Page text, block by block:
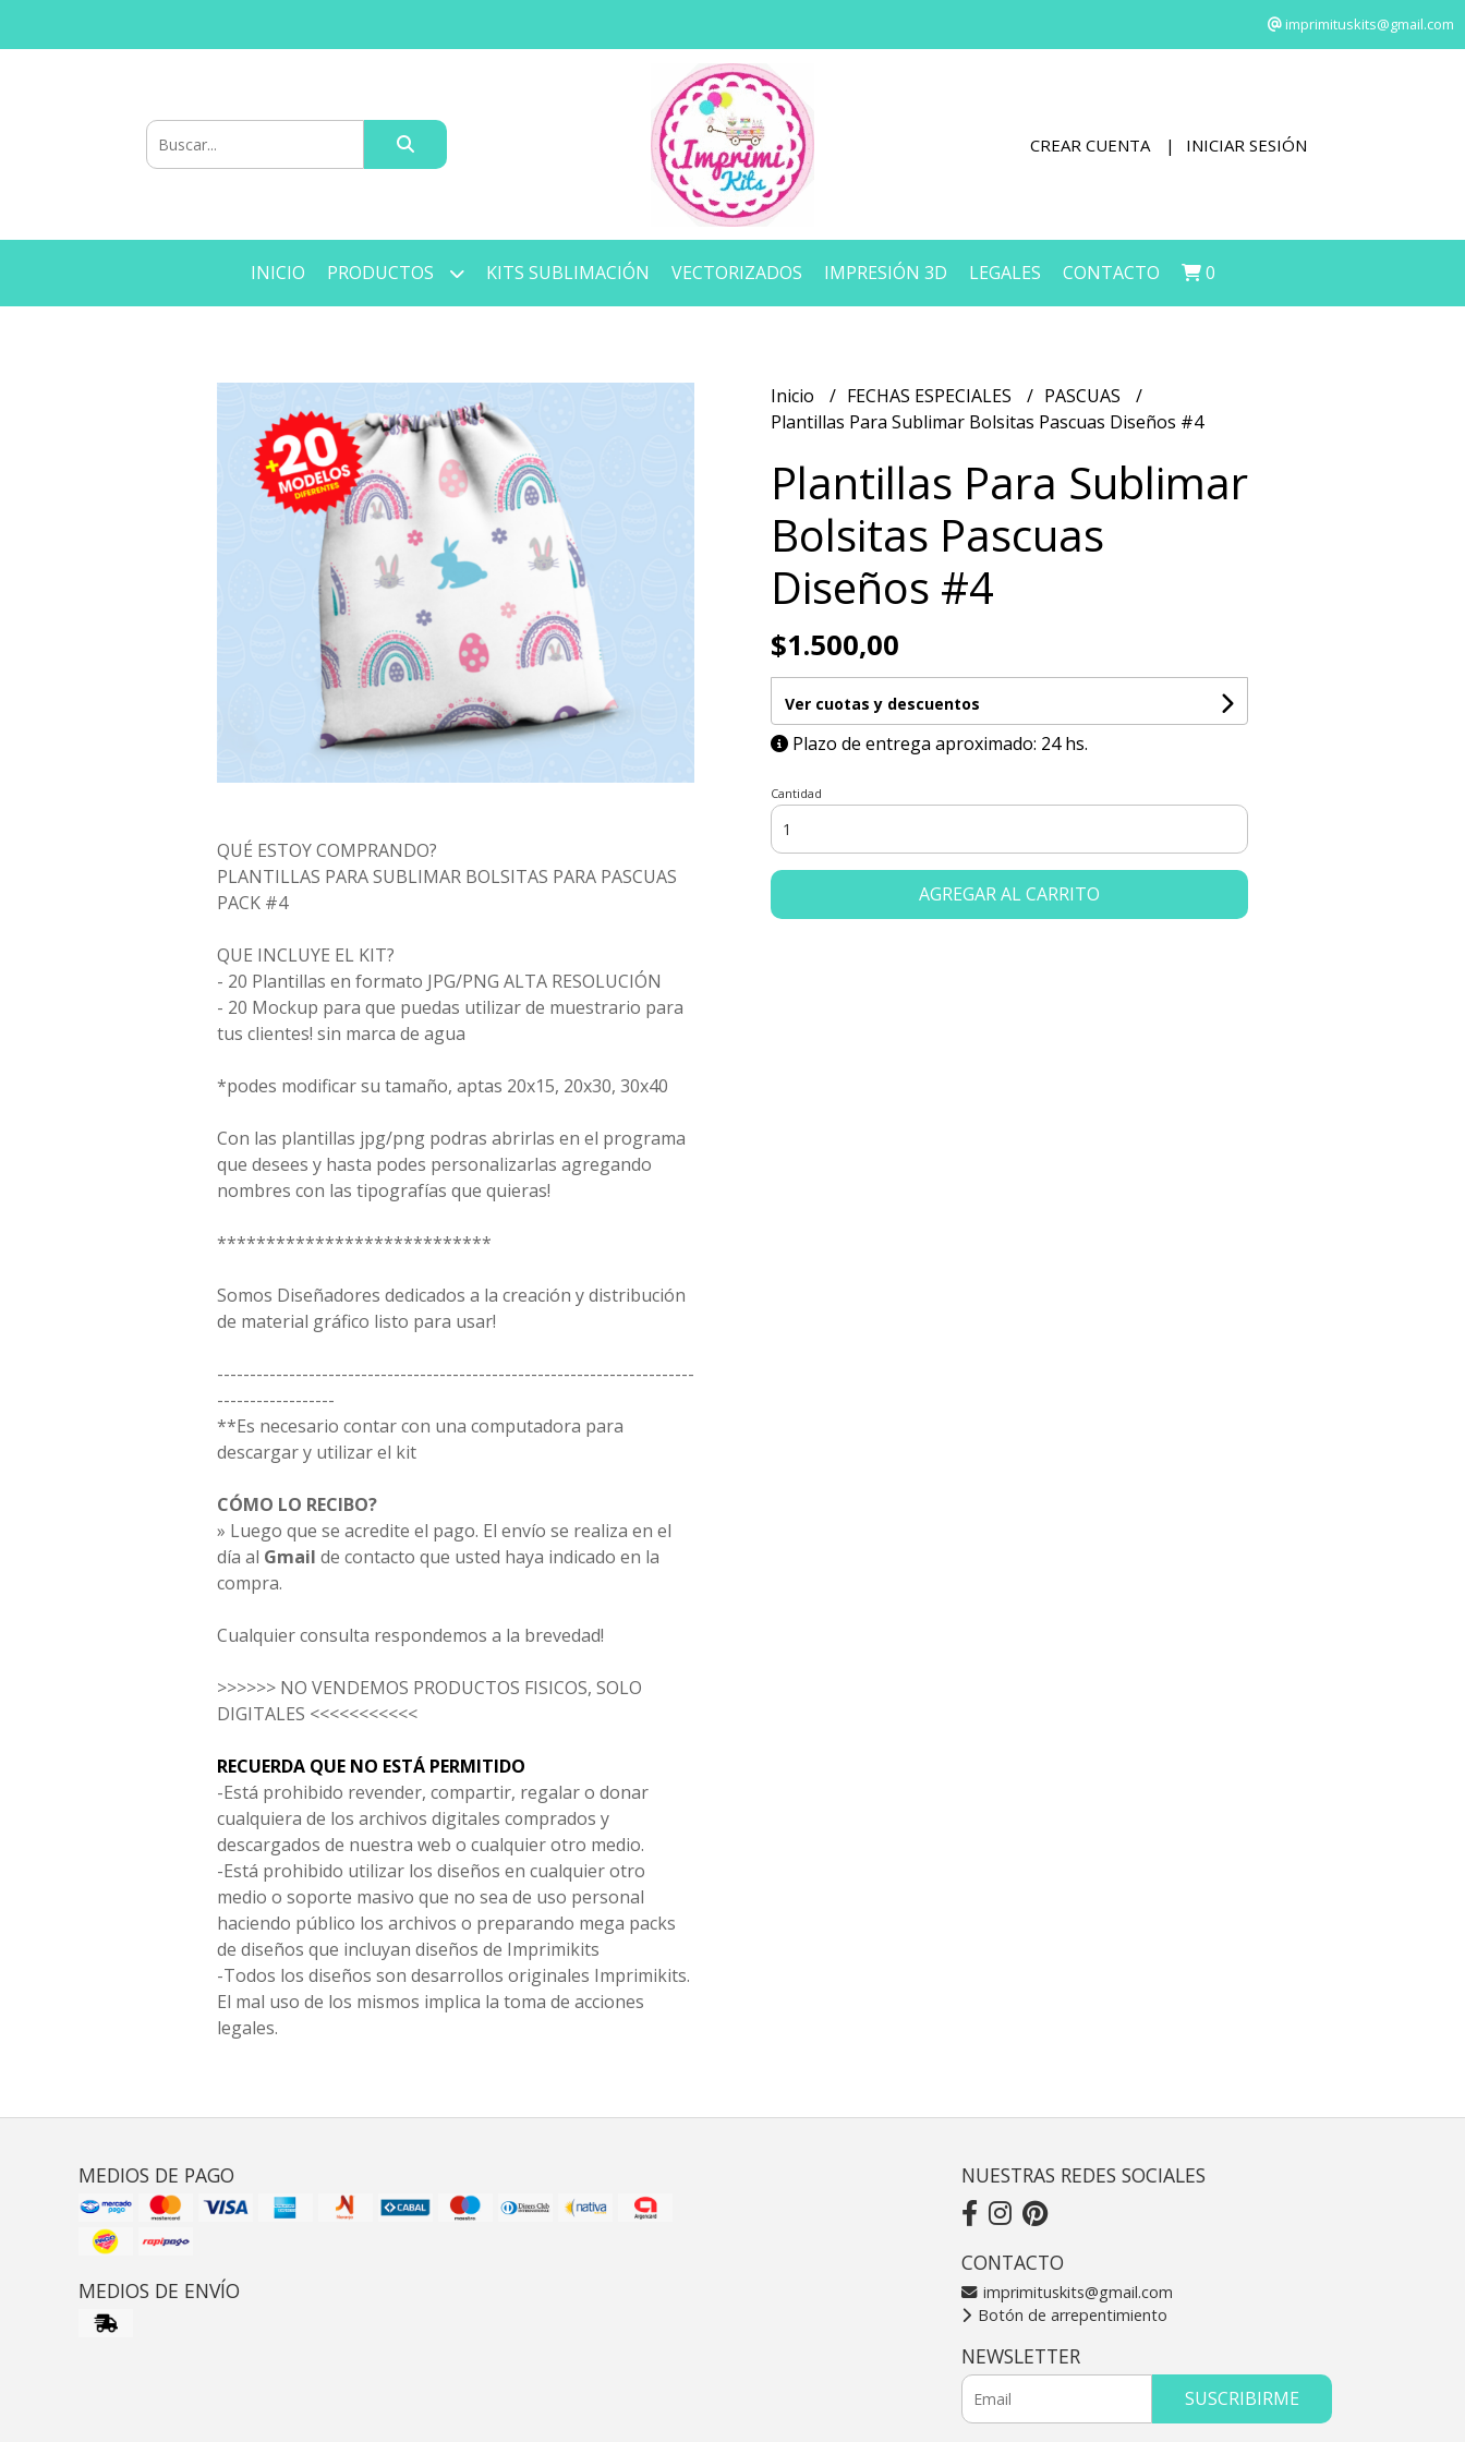
imprimituskits@gmail.com
CREAR CUENTA INICIAR SESIÓN
INICIO PRODUCTOS KITS SUBLIMACIÓN VECTORIZADOS IMPRESIÓN 3D LEGALES CONTACTO 0
QUÉ ESTOY COMPRANDO?
PLANTILLAS PARA SUBLIMAR BOLSITAS PARA PASCUAS
PACK #4
QUE INCLUYE EL KIT?
- 20 Plantillas en formato JPG/PNG ALTA RESOLUCIÓN
- 20 Mockup para que puedas utilizar de muestrario para
tus clientes! sin marca de agua
*podes modificar su tamaño, aptas 20x15, 20x30, 30x40
Con las plantillas jpg/png podras abrirlas en el programa
que desees y hasta podes personalizarlas agregando
nombres con las tipografías que quieras!
****************************
Somos Diseñadores dedicados a la creación y distribución
de material gráfico listo para usar!
-------------------------------------------------------------------------
------------------
**Es necesario contar con una computadora para
descargar y utilizar el kit
CÓMO LO RECIBO?
» Luego que se acredite el pago. El envío se realiza en el
día al Gmail de contacto que usted haya indicado en la
compra.
Cualquier consulta respondemos a la brevedad!
>>>>>> NO VENDEMOS PRODUCTOS FISICOS, SOLO
DIGITALES <<<<<<<<<<<
RECUERDA QUE NO ESTÁ PERMITIDO
-Está prohibido revender, compartir, regalar o donar
cualquiera de los archivos digitales comprados y
descargados de nuestra web o cualquier otro medio.
-Está prohibido utilizar los diseños en cualquier otro
medio o soporte masivo que no sea de uso personal
haciendo público los archivos o preparando mega packs
de diseños que incluyan diseños de Imprimikits
-Todos los diseños son desarrollos originales Imprimikits.
El mal uso de los mismos implica la toma de acciones
legales.
Inicio FECHAS ESPECIALES
PASCUAS
Plantillas Para Sublimar Bolsitas Pascuas Diseños #4
Plantillas Para Sublimar
Bolsitas Pascuas
Diseños #4
$1.500,00
Ver cuotas y descuentos
Plazo de entrega aproximado: 24 hs.
Cantidad
AGREGAR AL CARRITO
MEDIOS DE PAGO
MEDIOS DE ENVÍO
NUESTRAS REDES SOCIALES
CONTACTO
imprimituskits@gmail.com
Botón de arrepentimiento
NEWSLETTER
SUSCRIBIRME